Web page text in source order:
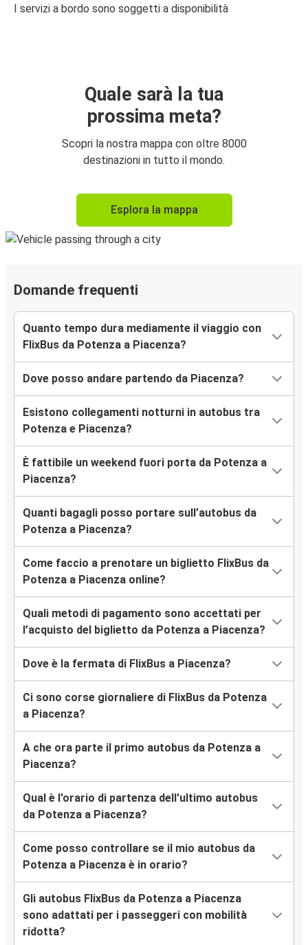
I servizi a bordo sono soggetti a disponibilità
Quale sarà la tua
prossima meta?
Scopri la nostra mappa con oltre 8000
destinazioni in tutto il mondo.
Esplora la mappa
Domande frequenti
Quanto tempo dura mediamente il viaggio con
FlixBus da Potenza a Piacenza?
Dove posso andare partendo da Piacenza?
Esistono collegamenti notturni in autobus tra
Potenza e Piacenza?
È fattibile un weekend fuori porta da Potenza a
Piacenza?
Quanti bagagli posso portare sull’autobus da
Potenza a Piacenza?
Come faccio a prenotare un biglietto FlixBus da
Potenza a Piacenza online?
Quali metodi di pagamento sono accettati per
l’acquisto del biglietto da Potenza a Piacenza?
Dove è la fermata di FlixBus a Piacenza?
Ci sono corse giornaliere di FlixBus da Potenza
a Piacenza?
A che ora parte il primo autobus da Potenza a
Piacenza?
Qual è l'orario di partenza dell'ultimo autobus
da Potenza a Piacenza?
Come posso controllare se il mio autobus da
Potenza a Piacenza è in orario?
Gli autobus FlixBus da Potenza a Piacenza
sono adattati per i passeggeri con mobilità
ridotta?